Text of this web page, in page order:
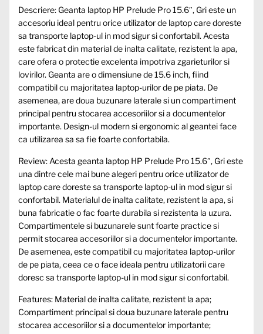
Descriere: Geanta laptop HP Prelude Pro 15.6″, Gri este un
accesoriu ideal pentru orice utilizator de laptop care doreste
sa transporte laptop-ul in mod sigur si confortabil. Acesta
este fabricat din material de inalta calitate, rezistent la apa,
care ofera o protectie excelenta impotriva zgarieturilor si
lovirilor. Geanta are o dimensiune de 15.6 inch, fiind
compatibil cu majoritatea laptop-urilor de pe piata. De
asemenea, are doua buzunare laterale si un compartiment
principal pentru stocarea accesoriilor si a documentelor
importante. Design-ul modern si ergonomic al geantei face
ca utilizarea sa sa fie foarte confortabila.
Review: Acesta geanta laptop HP Prelude Pro 15.6″, Gri este
una dintre cele mai bune alegeri pentru orice utilizator de
laptop care doreste sa transporte laptop-ul in mod sigur si
confortabil. Materialul de inalta calitate, rezistent la apa, si
buna fabricatie o fac foarte durabila si rezistenta la uzura.
Compartimentele si buzunarele sunt foarte practice si
permit stocarea accesoriilor si a documentelor importante.
De asemenea, este compatibil cu majoritatea laptop-urilor
de pe piata, ceea ce o face ideala pentru utilizatorii care
doresc sa transporte laptop-ul in mod sigur si confortabil.
Features: Material de inalta calitate, rezistent la apa;
Compartiment principal si doua buzunare laterale pentru
stocarea accesoriilor si a documentelor importante;